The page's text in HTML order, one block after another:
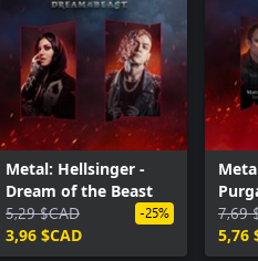
compositions n'est pas
licence.
Metal: Hellsinger -
Dream of the Beast
5,29 $CAD
3,96 $CAD
-25%
7,69
5,76